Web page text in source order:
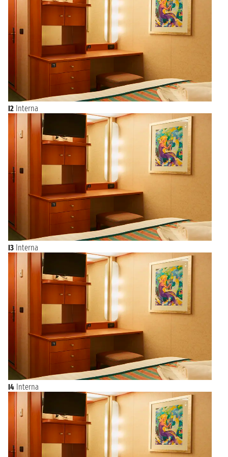
prima di partire per la vostra vacanza in Crociera.
I2 Interna
I3 Interna
I4 Interna